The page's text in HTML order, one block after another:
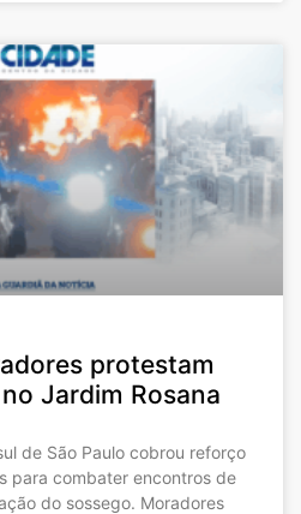
protestam
Jardim Rosana
de São Paulo cobrou reforço
para combater encontros de
do sossego. Moradores